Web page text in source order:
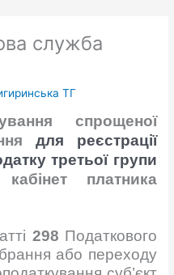
служба
ТГ
спрощеної
для реєстрації
третьої групи
кабінет платника
298 Податкового
або переходу